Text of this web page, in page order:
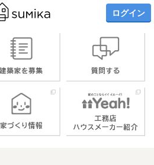
ログイン